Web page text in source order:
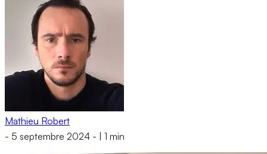
Mathieu Robert
- 5 septembre 2024 - 1 min